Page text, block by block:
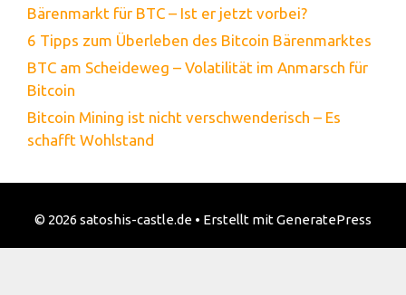
Bärenmarkt für BTC – Ist er jetzt vorbei?
6 Tipps zum Überleben des Bitcoin Bärenmarktes
BTC am Scheideweg – Volatilität im Anmarsch für
Bitcoin
Bitcoin Mining ist nicht verschwenderisch – Es
schafft Wohlstand
© 2026 satoshis-castle.de • Erstellt mitGeneratePress